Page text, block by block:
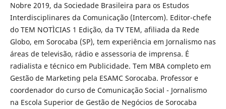
Nobre 2019, da Sociedade Brasileira para os Estudos
Interdisciplinares da Comunicação (Intercom). Editor-chefe
do TEM NOTÌCIAS 1 Edição, da TV TEM, afiliada da Rede
Globo, em Sorocaba (SP), tem experiência em Jornalismo nas
áreas de televisão, rádio e assessoria de imprensa. É
radialista e técnico em Publicidade. Tem MBA completo em
Gestão de Marketing pela ESAMC Sorocaba. Professor e
coordenador do curso de Comunicação Social - Jornalismo
na Escola Superior de Gestão de Negócios de Sorocaba